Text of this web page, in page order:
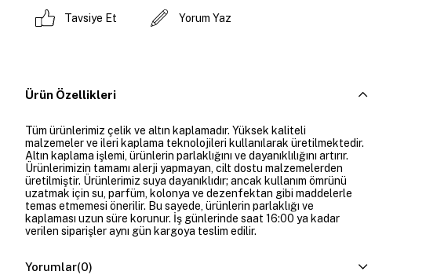
Tavsiye Et Yorum Yaz
Ürün Özellikleri
Tüm ürünlerimiz çelik ve altın kaplamadır. Yüksek kaliteli
malzemeler ve ileri kaplama teknolojileri kullanılarak üretilmektedir.
Altın kaplama işlemi, ürünlerin parlaklığını ve dayanıklılığını artırır.
Ürünlerimizin tamamı alerji yapmayan, cilt dostu malzemelerden
üretilmiştir. Ürünlerimiz suya dayanıklıdır; ancak kullanım ömrünü
uzatmak için su, parfüm, kolonya ve dezenfektan gibi maddelerle
temas etmemesi önerilir. Bu sayede, ürünlerin parlaklığı ve
kaplaması uzun süre korunur. İş günlerinde saat 16:00 ya kadar
verilen siparişler aynı gün kargoya teslim edilir.
Yorumlar(0)